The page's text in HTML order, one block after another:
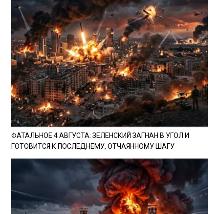
ФАТАЛЬНОЕ 4 АВГУСТА: ЗЕЛЕНСКИЙ ЗАГНАН В УГОЛ И
ГОТОВИТСЯ К ПОСЛЕДНЕМУ, ОТЧАЯННОМУ ШАГУ